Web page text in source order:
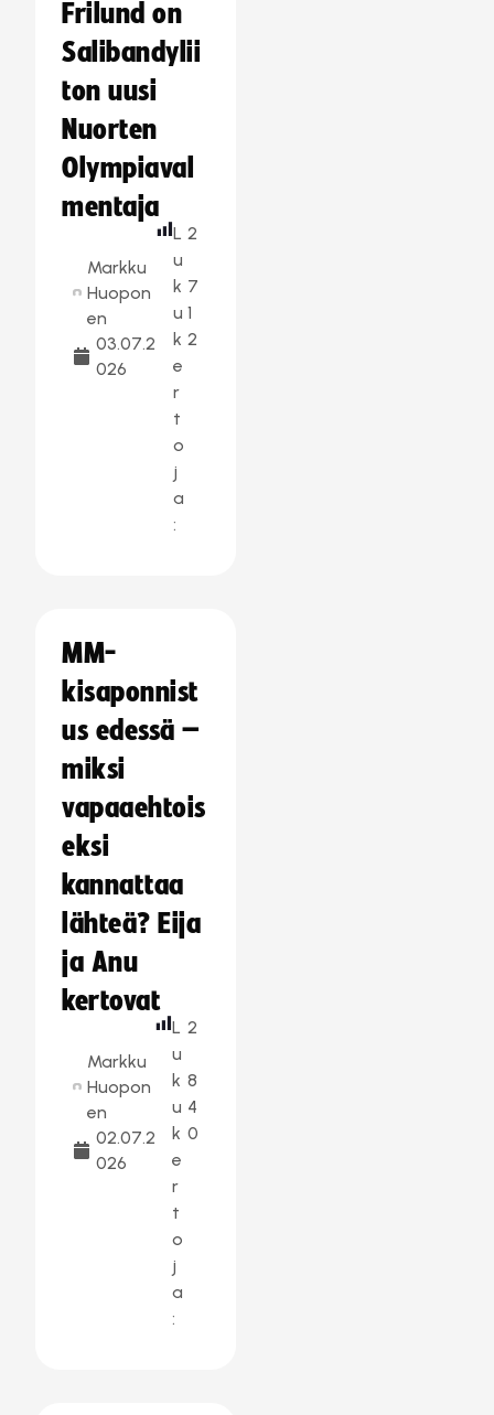
Frilund on
Salibandylii
ton uusi
Nuorten
Olympiaval
mentaja
Markku
Huopon
en
03.07.2
026
L
u
k
u
k
e
r
t
o
j
a
:
2
7
1
2
MM-
kisaponnist
us edessä –
miksi
vapaaehtois
eksi
kannattaa
lähteä? Eija
ja Anu
kertovat
Markku
Huopon
en
02.07.2
026
L
u
k
u
k
e
r
t
o
j
a
:
2
8
4
0